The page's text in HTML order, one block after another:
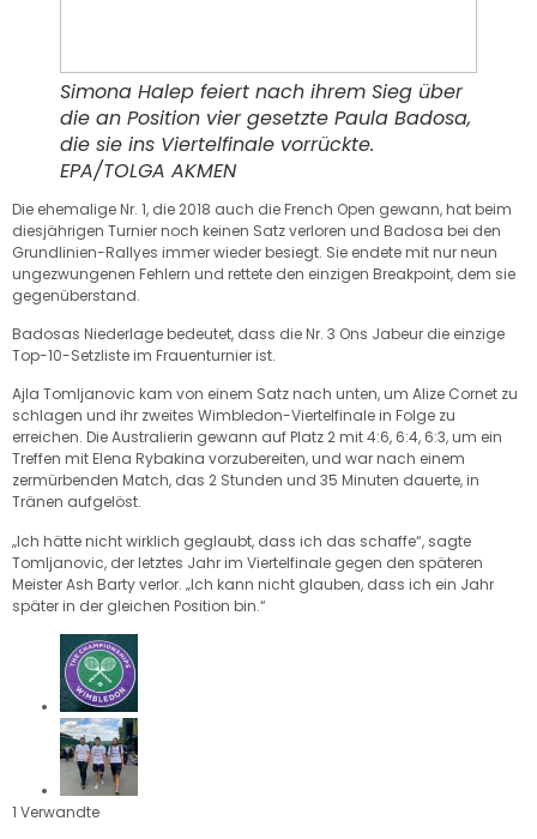
Simona Halep feiert nach ihrem Sieg über
die an Position vier gesetzte Paula Badosa,
die sie ins Viertelfinale vorrückte.
EPA/TOLGA AKMEN
Die ehemalige Nr. 1, die 2018 auch die French Open gewann, hat beim
diesjährigen Turnier noch keinen Satz verloren und Badosa bei den
Grundlinien-Rallyes immer wieder besiegt. Sie endete mit nur neun
ungezwungenen Fehlern und rettete den einzigen Breakpoint, dem sie
gegenüberstand.
Badosas Niederlage bedeutet, dass die Nr. 3 Ons Jabeur die einzige
Top-10-Setzliste im Frauenturnier ist.
Ajla Tomljanovic kam von einem Satz nach unten, um Alize Cornet zu
schlagen und ihr zweites Wimbledon-Viertelfinale in Folge zu
erreichen. Die Australierin gewann auf Platz 2 mit 4:6, 6:4, 6:3, um ein
Treffen mit Elena Rybakina vorzubereiten, und war nach einem
zermürbenden Match, das 2 Stunden und 35 Minuten dauerte, in
Tränen aufgelöst.
„Ich hätte nicht wirklich geglaubt, dass ich das schaffe“, sagte
Tomljanovic, der letztes Jahr im Viertelfinale gegen den späteren
Meister Ash Barty verlor. „Ich kann nicht glauben, dass ich ein Jahr
später in der gleichen Position bin.“
1 Verwandte